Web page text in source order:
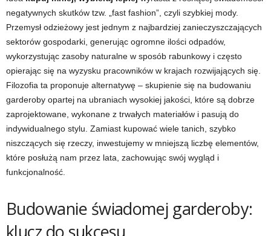
negatywnych skutków tzw. „fast fashion”, czyli szybkiej mody.
Przemysł odzieżowy jest jednym z najbardziej zanieczyszczających
sektorów gospodarki, generując ogromne ilości odpadów,
wykorzystując zasoby naturalne w sposób rabunkowy i często
opierając się na wyzysku pracowników w krajach rozwijających się.
Filozofia ta proponuje alternatywę – skupienie się na budowaniu
garderoby opartej na ubraniach wysokiej jakości, które są dobrze
zaprojektowane, wykonane z trwałych materiałów i pasują do
indywidualnego stylu. Zamiast kupować wiele tanich, szybko
niszczących się rzeczy, inwestujemy w mniejszą liczbę elementów,
które posłużą nam przez lata, zachowując swój wygląd i
funkcjonalność.
Budowanie świadomej garderoby:
klucz do sukcesu